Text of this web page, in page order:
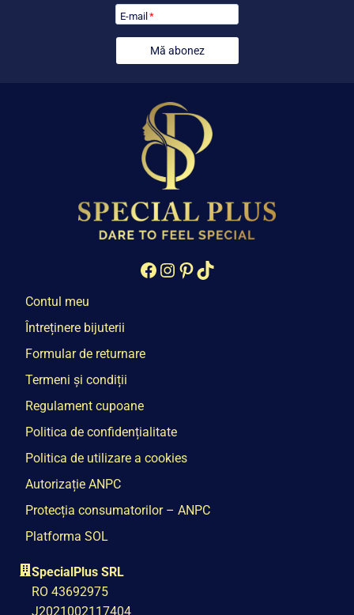
E-mail *
Mă abonez
Facebook
Instagram
Pinterest
TikTok
Contul meu
Întreținere bijuterii
Formular de returnare
Termeni și condiții
Regulament cupoane
Politica de confidențialitate
Politica de utilizare a cookies
Autorizație ANPC
Protecția consumatorilor – ANPC
Platforma SOL
SpecialPlus SRL
RO 43692975
J2021002117404